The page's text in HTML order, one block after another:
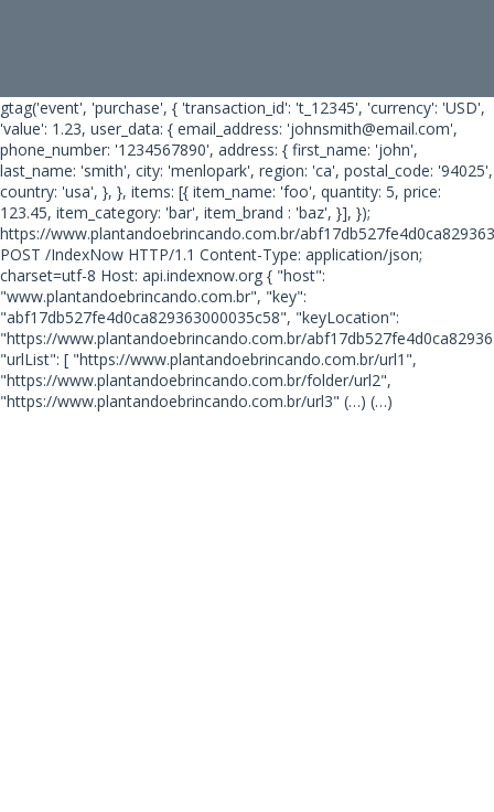
gtag('event', 'purchase', { 'transaction_id': 't_12345', 'currency': 'USD',
'value': 1.23, user_data: { email_address: 'johnsmith@email.com',
phone_number: '1234567890', address: { first_name: 'john',
last_name: 'smith', city: 'menlopark', region: 'ca', postal_code: '94025',
country: 'usa', }, }, items: [{ item_name: 'foo', quantity: 5, price:
123.45, item_category: 'bar', item_brand : 'baz', }], });
https://www.plantandoebrincando.com.br/
POST /IndexNow HTTP/1.1 Content-Type: application/json;
charset=utf-8 Host: api.indexnow.org { "host":
"www.plantandoebrincando.com.br", "key":
"abf17db527fe4d0ca829363000035c58", "keyLocation":
"https://www.plantandoebrincando.com.br/
"urlList": [ "https://www.plantandoebrincando.com.br/url1",
"https://www.plantandoebrincando.com.br/folder/url2",
"https://www.plantandoebrincando.com.br/url3" (…) (…)